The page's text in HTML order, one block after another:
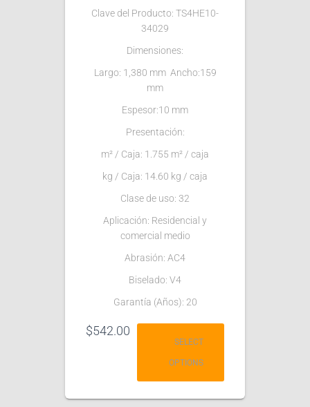
Clave del Producto: TS4HE10-
34029
Dimensiones:
Largo: 1,380 mm Ancho:159
mm
Espesor:10 mm
Presentación:
m² / Caja: 1.755 m² / caja
kg / Caja: 14.60 kg / caja
Clase de uso: 32
Aplicación: Residencial y
comercial medio
Abrasión: AC4
Biselado: V4
Garantía (Años): 20
$542.00
SELECT
OPTIONS